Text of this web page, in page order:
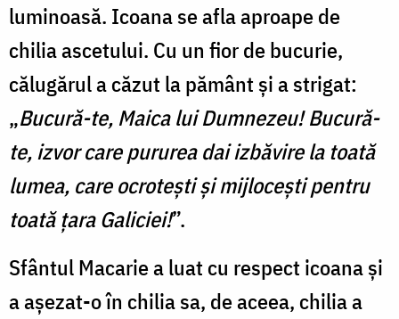
luminoasă. Icoana se afla aproape de
chilia ascetului. Cu un fior de bucurie,
călugărul a căzut la pământ și a strigat:
„Bucură-te, Maica lui Dumnezeu! Bucură-
te, izvor care pururea dai izbăvire la toată
lumea, care ocrotești și mijlocești pentru
toată țara Galiciei!”.
Sfântul Macarie a luat cu respect icoana și
a așezat-o în chilia sa, de aceea, chilia a